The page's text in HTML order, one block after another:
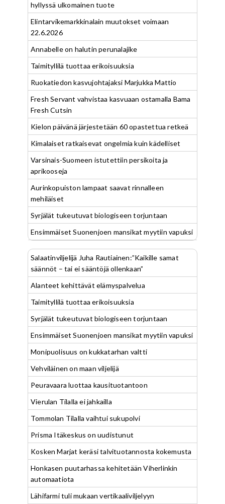
hyllyssä ulkomainen tuote
Elintarvikemarkkinalain muutokset voimaan
22.6.2026
Annabelle on halutin perunalajike
Taimityllilä tuottaa erikoisuuksia
Ruokatiedon kasvujohtajaksi Marjukka Mattio
Fresh Servant vahvistaa kasvuaan ostamalla Bama
Fresh Cutsin
Kielon päivänä järjestetään 60 opastettua retkeä
Kimalaiset ratkaisevat ongelmia kuin kädelliset
Varsinais-Suomeen istutettiin persikoita ja
aprikooseja
Aurinkopuiston lampaat saavat rinnalleen
mehiläiset
Syrjälät tukeutuvat biologiseen torjuntaan
Ensimmäiset Suonenjoen mansikat myytiin vapuksi
Salaatinviljelijä Juha Rautiainen:”Kaikille samat
säännöt – tai ei sääntöjä ollenkaan”
Alanteet kehittävät elämyspalvelua
Taimityllilä tuottaa erikoisuuksia
Syrjälät tukeutuvat biologiseen torjuntaan
Ensimmäiset Suonenjoen mansikat myytiin vapuksi
Monipuolisuus on kukkatarhan valtti
Vehviläinen on maan viljelijä
Peuravaara luottaa kausituotantoon
Vierulan Tilalla ei jahkailla
Tommolan Tilalla vaihtui sukupolvi
Prisma Itäkeskus on uudistunut
Kosken Marjat keräsi talvituotannosta kokemusta
Honkasen puutarhassa kehitetään Viherlinkin
automaatiota
Lähifarmi tuli mukaan vertikaaliviljelyyn